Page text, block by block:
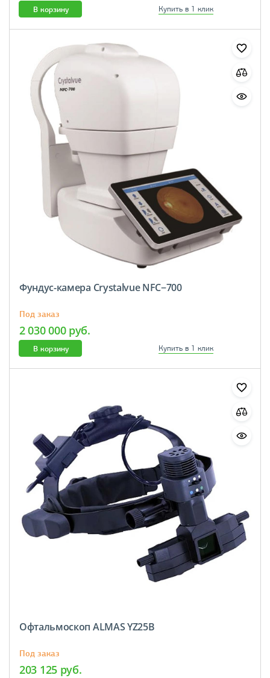
В корзину Купить в 1 клик
Фундус-камера Crystalvue NFC−700
Под заказ
2 030 000 руб.
В корзину Купить в 1 клик
Офтальмоскоп ALMAS YZ25B
Под заказ
203 125 руб.